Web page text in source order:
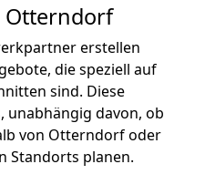
Otterndorf
erstellen
die speziell auf
sind. Diese
unabhängig davon, ob
von Otterndorf oder
Standorts planen.